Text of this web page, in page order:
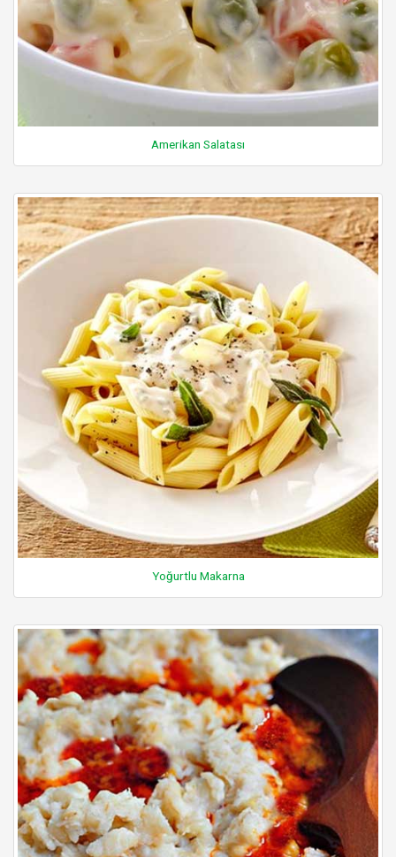
Amerikan Salatası
Yoğurtlu Makarna